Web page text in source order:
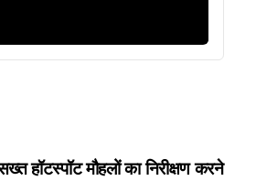
हॉटस्पॉट मौहलों का निरीक्षण करने